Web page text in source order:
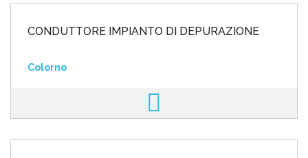
CONDUTTORE IMPIANTO DI DEPURAZIONE
Colorno